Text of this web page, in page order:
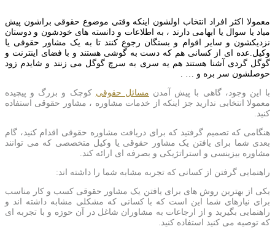
معمولا اکثر افراد انتخاب اولشون اینکه وقتی موضوع حقوقی براشون پیش
میاد یا سوال یا ابهامی دارند ، به اطلاعات و دانسته های خودشون و دوستان
نزدیکشون و سایر اقوام و بستگان رجوع کنند تا به یک مشاور حقوقی یا
وکیل.عده ای از کسانی هم که دست به گوشی هستند و با فضای اینترنت و
گوگل گردی آشنا هستند هم یه سری به سرچ گوگل می زنند و شایدم زود
حوصلشون سر بره و … .
با این وجود، گاهی با پیش آمدن مسائل حقوقی کوچک و بزرگ و پیچیده
معمولا انتخابی ندارید جز اینکه از خدمات مشاوره ، مشاور حقوقی استفاده
کنید.
هنگامی که تصمیم گرفتید که برای دریافت مشاوره حقوقی اقدام کنید، گام
بعدی شما برای یافتن یک مشاور حقوقی یا وکیل متخصصی که می توانند
مشاوره بیزینسی و استراتژیکی و بصرفه ای ارائه کند.
راهنمایی گرفتن از کسانی که تجربه مشابه شما را داشته اند:
یکی از بهترین روش های برای یافتن یک مشاور حقوقی کسب و کار مناسب
برای نیازهای شما این است که با کسانی که مشکلی مشابه داشته اند و
راهنمایی بگیرید و از ارجاعات به مشاوران شاغل در آن حوزه و با تجربه ای
که توصیه می کنید استفاده کنید.